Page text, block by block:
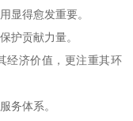
显得愈发重要。
护贡献力量。
经济价值，更注重其环
务体系。